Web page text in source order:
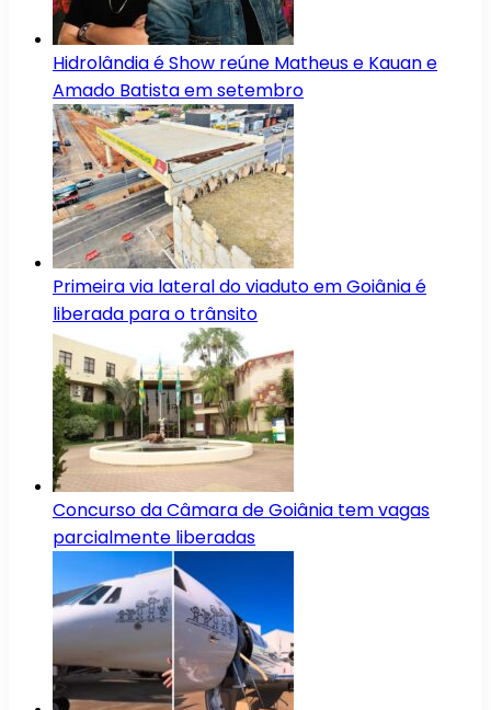
Hidrolândia é Show reúne Matheus e Kauan e
Amado Batista em setembro
Primeira via lateral do viaduto em Goiânia é
liberada para o trânsito
Concurso da Câmara de Goiânia tem vagas
parcialmente liberadas